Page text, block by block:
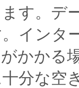
ます。デ
インタ
かかる
分な空